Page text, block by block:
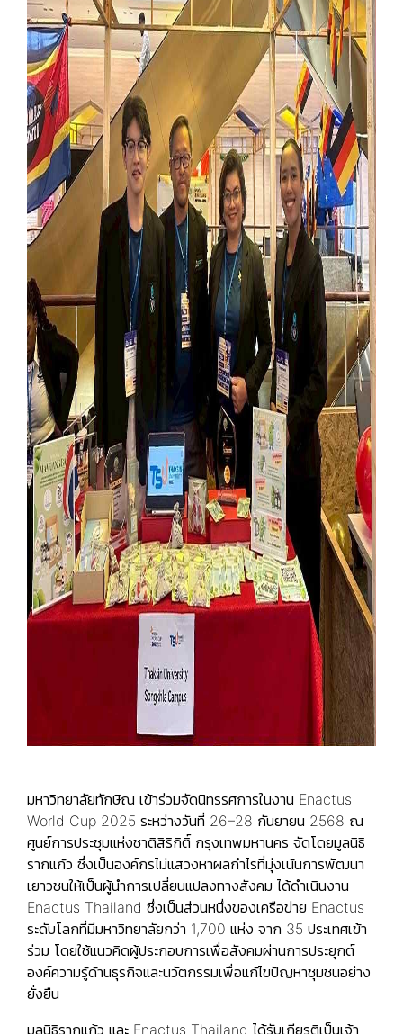
มหาวิทยาลัยทักษิณ เข้าร่วมจัดนิทรรศการในงาน Enactus
World Cup 2025 ระหว่างวันที่ 26–28 กันยายน 2568 ณ
ศูนย์การประชุมแห่งชาติสิริกิติ์ กรุงเทพมหานคร จัดโดยมูลนิธิ
รากแก้ว ซึ่งเป็นองค์กรไม่แสวงหาผลกำไรที่มุ่งเน้นการพัฒนา
เยาวชนให้เป็นผู้นำการเปลี่ยนแปลงทางสังคม ได้ดำเนินงาน
Enactus Thailand ซึ่งเป็นส่วนหนึ่งของเครือข่าย Enactus
ระดับโลกที่มีมหาวิทยาลัยกว่า 1,700 แห่ง จาก 35 ประเทศเข้า
ร่วม โดยใช้แนวคิดผู้ประกอบการเพื่อสังคมผ่านการประยุกต์
องค์ความรู้ด้านธุรกิจและนวัตกรรมเพื่อแก้ไขปัญหาชุมชนอย่าง
ยั่งยืน
มูลนิธิรากแก้ว และ Enactus Thailand ได้รับเกียรติเป็นเจ้า